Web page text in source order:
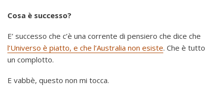
Cosa è successo?
E’ successo che c’è una corrente di pensiero che dice che
l’Universo è piatto, e che l’Australia non esiste. Che è tutto
un complotto.
E vabbè, questo non mi tocca.